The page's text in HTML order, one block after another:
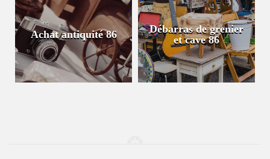
Achat antiquité 86
Débarras de grenier
et cave 86